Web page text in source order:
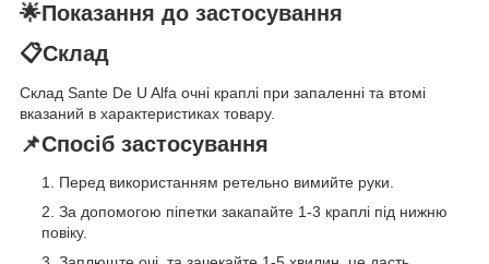
🌟Показання до застосування
📋Склад
Склад Sante De U Alfa очні краплі при запаленні та втомі
вказаний в характеристиках товару.
📌Спосіб застосування
Перед використанням ретельно вимийте руки.
За допомогою піпетки закапайте 1-3 краплі під нижню
повіку.